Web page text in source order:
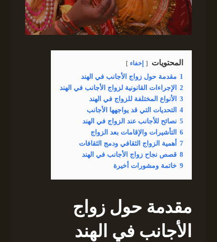
المحتويات إخفاء
1 مقدمة حول زواج الأجانب في الهند
2
الإجراءات القانونية لزواج الأجانب في الهند
3
الأنواع المختلفة للزواج في الهند
4
التحديات التي قد يواجهها الأجانب
5 نصائح للأجانب عند الزواج في الهند
6
التأشيرات والإقامات بعد الزواج
7
أهمية الزواج الثقافي ودمج الثقافات
8 قصص نجاح زواج الأجانب في الهند
9 خاتمة ومشورات أخيرة
مقدمة حول زواج
الأجانب في الهند